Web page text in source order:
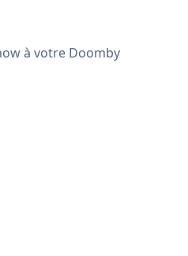
à votre Doomby